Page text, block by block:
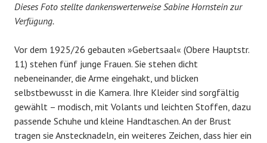
Dieses Foto stellte dankenswerterweise Sabine Hornstein zur
Verfügung.
Vor dem 1925/26 gebauten »Gebertsaal« (Obere Hauptstr.
11) stehen fünf junge Frauen. Sie stehen dicht
nebeneinander, die Arme eingehakt, und blicken
selbstbewusst in die Kamera. Ihre Kleider sind sorgfältig
gewählt – modisch, mit Volants und leichten Stoffen, dazu
passende Schuhe und kleine Handtaschen. An der Brust
tragen sie Anstecknadeln, ein weiteres Zeichen, dass hier ein